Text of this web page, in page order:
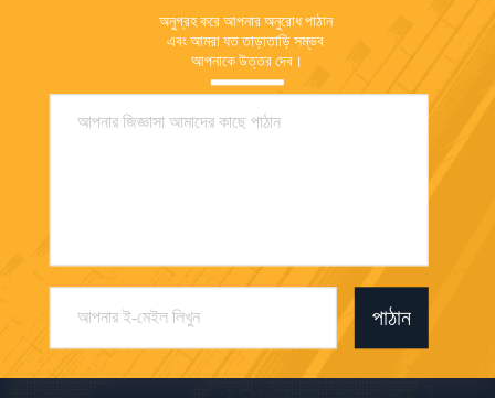
অনুগ্রহ করে আপনার অনুরোধ পাঠান
এবং আমরা যত তাড়াতাড়ি সম্ভব
আপনাকে উত্তর দেব।
পাঠান